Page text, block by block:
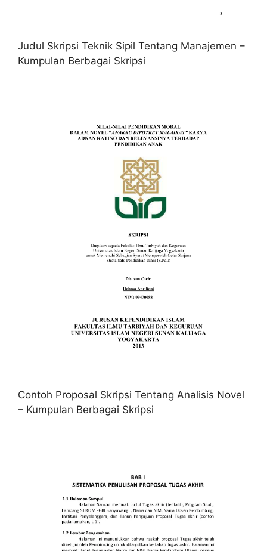
Judul Skripsi Teknik Sipil Tentang Manajemen –
Kumpulan Berbagai Skripsi
Contoh Proposal Skripsi Tentang Analisis Novel
– Kumpulan Berbagai Skripsi